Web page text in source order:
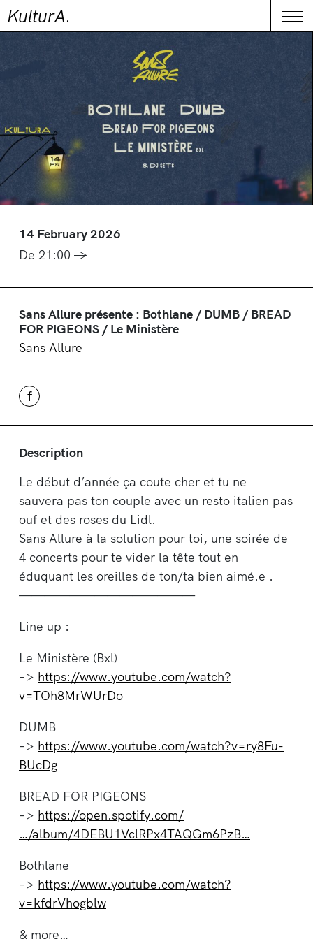
KulturA.
Sans Allure présente : Bothlane / DUMB / BREAD
FOR PIGEONS / Le Ministère
Sans Allure
f
14 February 2026
De 21:00 →
Description
Le début d’année ça coute cher et tu ne
sauvera pas ton couple avec un resto italien pas
ouf et des roses du Lidl.
Sans Allure à la solution pour toi, une soirée de
4 concerts pour te vider la tête tout en
éduquant les oreilles de ton/ta bien aimé.e .
——————————————
Line up :
Le Ministère (Bxl)
–> https://www.youtube.com/watch?
v=TOh8MrWUrDo
DUMB
–> https://www.youtube.com/watch?v=ry8Fu-
BUcDg
BREAD FOR PIGEONS
–> https://open.spotify.com/
…/album/4DEBU1VclRPx4TAQGm6PzB…
Bothlane
–> https://www.youtube.com/watch?
v=kfdrVhogblw
& more…